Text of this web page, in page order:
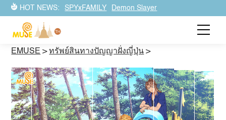
HOT NEWS: SPYxFAMILY Demon Slayer
EMUSE >ทรัพย์สินทางปัญญาฝั่งญี่ปุ่น >